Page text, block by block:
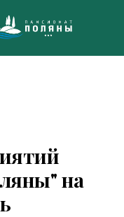
на